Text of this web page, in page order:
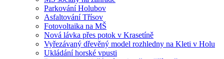
Parkování Holubov
Asfaltování Třísov
Fotovoltaika na MŠ
Nová lávka přes potok v Krasetíně
Vyřezávaný dřevěný model rozhledny na Kleti v Holu
Ukládání horské vpusti